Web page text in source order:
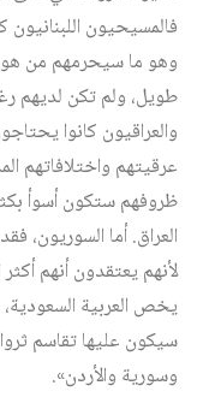
فالمسيحيون
وهو ما سيحرمهم من
طويل، ولم تكن لديهم
والعراقيون كانوا
عرقيتهم واختلافاتهم
ظروفهم ستكون أسوأ
العراق. أما السوريون،
لأنهم يعتقدون أنهم
يخص العربية
سيكون عليها تقاسم
وسورية والأردن».